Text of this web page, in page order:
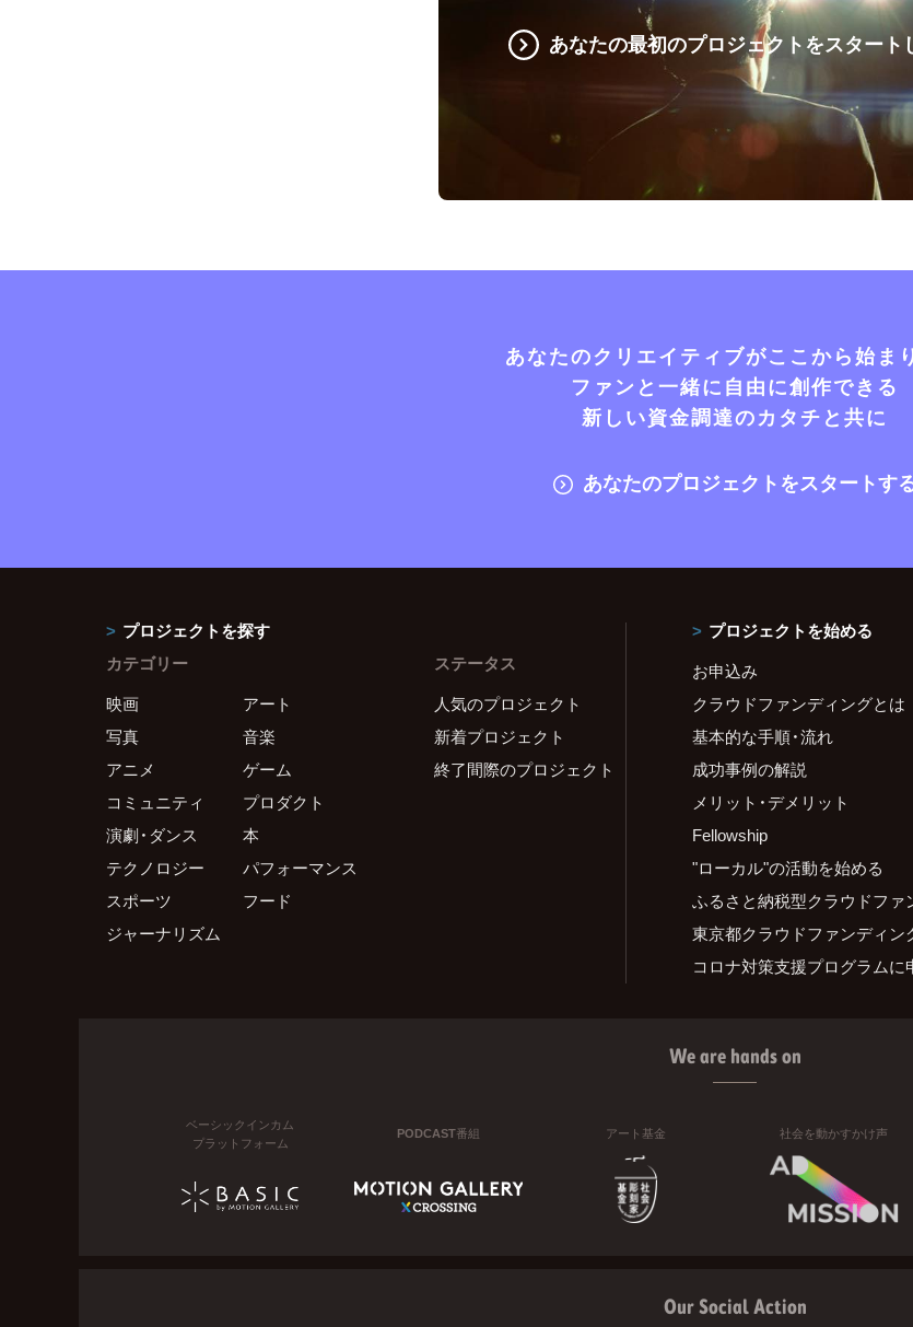
あなたの最初のプロジェクトをスタート
あなたのクリエイティブがここから始ま
ファンと一緒に自由に創作できる
新しい資金調達のカタチと共に
あなたのプロジェクトをスタートす
プロジェクトを探す
カテゴリー
映画
アート
写真
音楽
アニメ
ゲーム
コミュニティ
プロダクト
演劇・ダンス
本
テクノロジー
パフォーマンス
スポーツ
フード
ジャーナリズム
ステータス
人気のプロジェクト
新着プロジェクト
終了間際のプロジェクト
プロジェクトを始める
お申込み
クラウドファンディングとは
基本的な手順・流れ
成功事例の解説
メリット・デメリット
Fellowship
"ローカル"の活動を始める
ふるさと納税型クラウドファ
東京都クラウドファンディン
コロナ対策支援プログラムに
We are hands on
ベーシックインカム
プラットフォーム
PODCAST番組 アート基金 社会を動かすかけ声
Our Social Action